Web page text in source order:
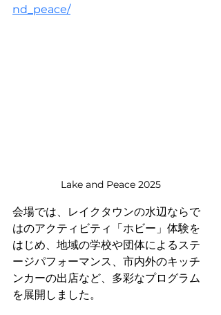
nd_peace/
Lake and Peace 2025
会場では、レイクタウンの水辺ならで
はのアクティビティ「ホビー」体験を
はじめ、地域の学校や団体によるステ
ージパフォーマンス、市内外のキッチ
ンカーの出店など、多彩なプログラム
を展開しました。